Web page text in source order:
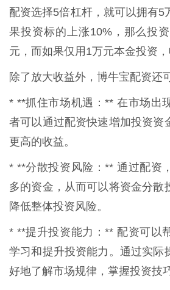
配资选择5倍杠杆，就可以拥有5
果投资标的上涨10%，那么投
元，而如果仅用1万元本金投资，
除了放大收益外，博牛宝配资还
* **抓住市场机遇：** 在市场出
者可以通过配资快速增加投资资
更高的收益。
* **分散投资风险：** 通过配资
多的资金，从而可以将资金分散
降低整体投资风险。
* **提升投资能力：** 配资可以
学习和提升投资能力。通过实际
好地了解市场规律，掌握投资技